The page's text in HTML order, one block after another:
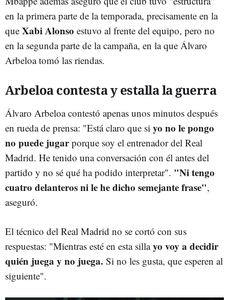
en la primera parte de la temporada, precisamente en la
que Xabi Alonso estuvo al frente del equipo, pero no
en la segunda parte de la campaña, en la que Álvaro
Arbeloa tomó las riendas.
Arbeloa contesta y estalla la guerra
Álvaro Arbeloa contestó apenas unos minutos después
en rueda de prensa: "Está claro que si yo no le pongo
no puede jugarporque soy el entrenador del Real
Madrid. He tenido una conversación con él antes del
partido y no sé qué ha podido interpretar". "Ni tengo
cuatro delanteros ni le he dicho semejante frase",
aseguró.
El técnico del Real Madrid no se cortó con sus
respuestas: "Mientras esté en esta sillayo voy a decidir
quién juega y no juega. Si no les gusta, que esperen al
siguiente".